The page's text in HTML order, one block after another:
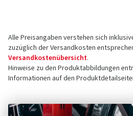
5 Sterne
4 Sterne
3 Sterne
2 Sterne
13509 Berlin
Deutschland
Kontakt für
E-Mail:info@berlintires.com
Alle Preisangaben verstehen sich
zuzüglich der Versandkosten
Versandkostenübersicht.
Hinweise zu den Produktabbildungen
Informationen auf den